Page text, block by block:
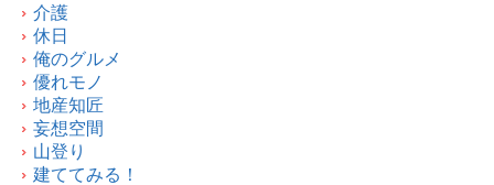
介護
休日
俺のグルメ
優れモノ
地産知匠
妄想空間
山登り
建ててみる！